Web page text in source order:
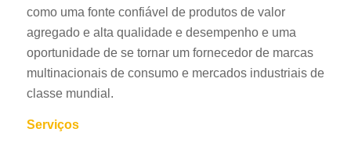
como uma fonte confiável de produtos de valor
agregado e alta qualidade e desempenho e uma
oportunidade de se tornar um fornecedor de marcas
multinacionais de consumo e mercados industriais de
classe mundial.
Serviços